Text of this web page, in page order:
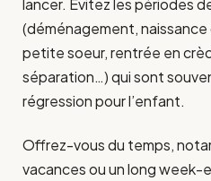
lancer. Évitez les périodes
(déménagement, naissance
petite soeur, rentrée en
séparation…) qui sont
régression pour l’enfant.
Offrez-vous du temps,
vacances ou un long week-